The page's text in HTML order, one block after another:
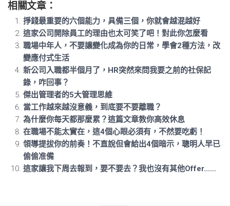
相關文章：
掙錢最重要的六個能力，具備三個，你就會越混越好
這家公司開除員工的理由也太可笑了吧！對此你怎麼看
職場中年人，不要讓變化成為你的日常，學會2種方法，改
變應付式生活
新公司入職都半個月了，HR突然來問我要之前的社保記
錄，咋回事？
傑出管理者的5大管理思維
當工作越來越沒意義，到底要不要離職？
為什麼你每天都那麼累？這篇文章教你高效休息
在職場不能太實在，這4個心眼必須有，不然要吃虧！
領導提拔你的前奏！不直說但會給出4個暗示，聰明人早已
偷偷准備
這家讓我下周去報到，要不要去？我也沒有其他Offer……